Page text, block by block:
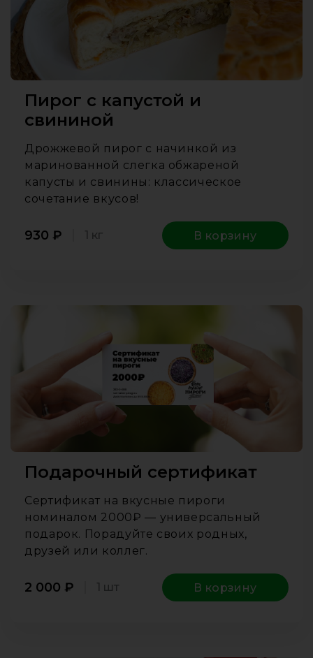
Пирог с капустой и
свининой
Дрожжевой пирог с начинкой из
маринованной слегка обжареной
капусты и свинины: классическое
сочетание вкусов!
930 ₽ 1 кг В корзину
Подарочный сертификат
Сертификат на вкусные пироги
номиналом 2000₽ — универсальный
подарок. Порадуйте своих родных,
друзей или коллег.
2 000 ₽ 1 шт В корзину